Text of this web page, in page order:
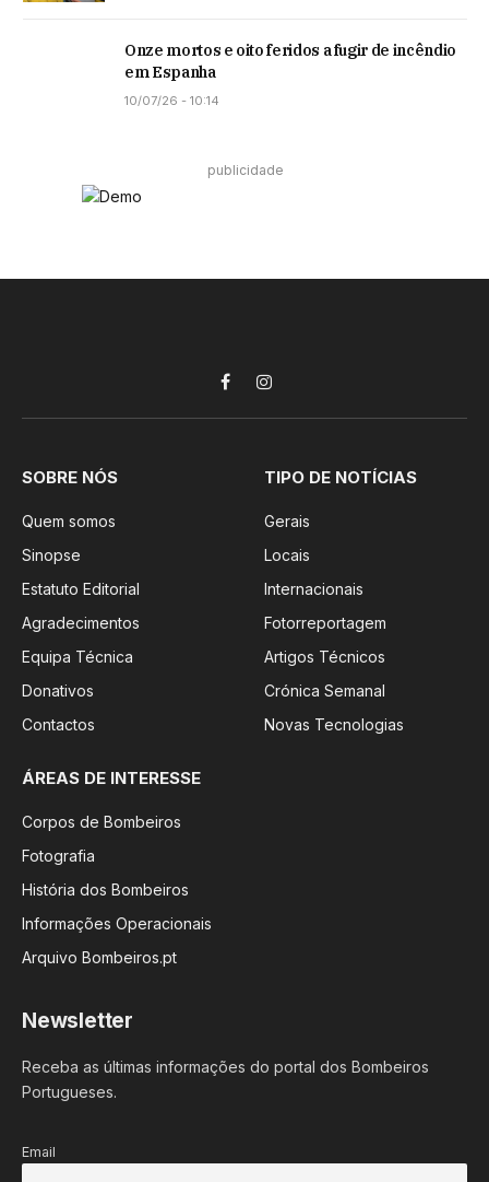
Onze mortos e oito feridos a fugir de incêndio
em Espanha
10/07/26 - 10:14
publicidade
FacebookInstagram
SOBRE NÓS
Quem somos
Sinopse
Estatuto Editorial
Agradecimentos
Equipa Técnica
Donativos
Contactos
TIPO DE NOTÍCIAS
Gerais
Locais
Internacionais
Fotorreportagem
Artigos Técnicos
Crónica Semanal
Novas Tecnologias
ÁREAS DE INTERESSE
Corpos de Bombeiros
Fotografia
História dos Bombeiros
Informações Operacionais
Arquivo Bombeiros.pt
Newsletter
Receba as últimas informações do portal dos Bombeiros
Portugueses.
Email